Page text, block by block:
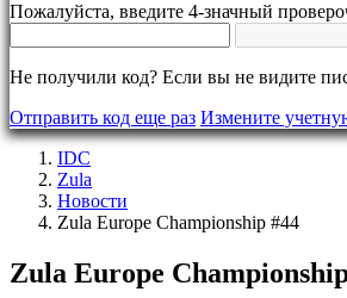
FAQ
учетная
Регистрация
Войти
Забыли
пароль?
Изменить
Пожалуйста, введите 4-значный
Не получили код? Если вы не видите
Отправить код еще раз Измените
IDC
Zula
Hовости
Zula Europe Championship #44
Zula Europe